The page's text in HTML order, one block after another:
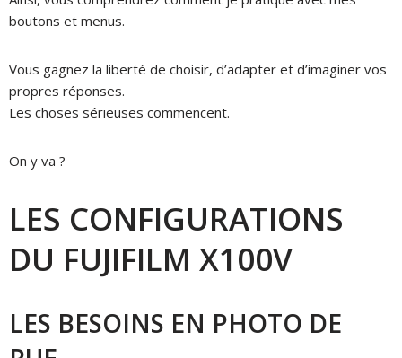
boutons et menus.
Vous gagnez la liberté de choisir, d’adapter et d’imaginer vos
propres réponses.
Les choses sérieuses commencent.
On y va ?
LES CONFIGURATIONS
DU FUJIFILM X100V
LES BESOINS EN PHOTO DE